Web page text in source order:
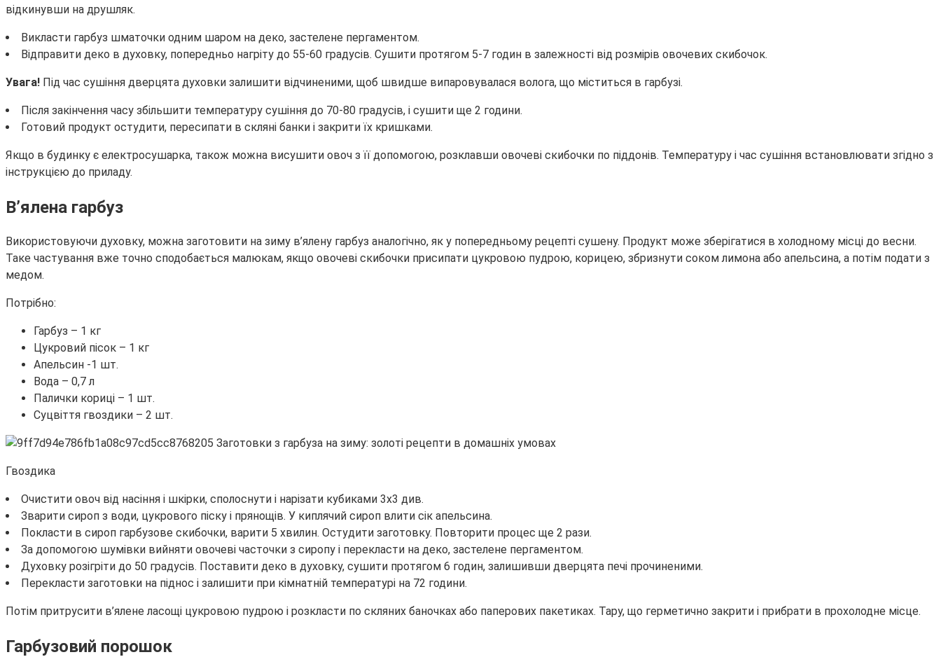
відкинувши на друшляк.
Викласти гарбуз шматочки одним шаром на деко, застелене пергаментом.
Відправити деко в духовку, попередньо нагріту до 55-60 градусів. Сушити протягом 5-7 годин в залежності від розмірів овочевих скибочок.
Увага! Під час сушіння дверцята духовки залишити відчиненими, щоб швидше випаровувалася волога, що міститься в гарбузі.
Після закінчення часу збільшити температуру сушіння до 70-80 градусів, і сушити ще 2 години.
Готовий продукт остудити, пересипати в скляні банки і закрити їх кришками.
Якщо в будинку є електросушарка, також можна висушити овоч з її допомогою, розклавши овочеві скибочки по піддонів. Температуру і час сушіння встановлювати згідно з
інструкцією до приладу.
В’ялена гарбуз
Використовуючи духовку, можна заготовити на зиму в’ялену гарбуз аналогічно, як у попередньому рецепті сушену. Продукт може зберігатися в холодному місці до весни.
Таке частування вже точно сподобається малюкам, якщо овочеві скибочки присипати цукровою пудрою, корицею, збризнути соком лимона або апельсина, а потім подати з
медом.
Потрібно:
Гарбуз – 1 кг
Цукровий пісок – 1 кг
Апельсин -1 шт.
Вода – 0,7 л
Палички кориці – 1 шт.
Суцвіття гвоздики – 2 шт.
Гвоздика
Очистити овоч від насіння і шкірки, сполоснути і нарізати кубиками 3х3 див.
Зварити сироп з води, цукрового піску і прянощів. У киплячий сироп влити сік апельсина.
Покласти в сироп гарбузове скибочки, варити 5 хвилин. Остудити заготовку. Повторити процес ще 2 рази.
За допомогою шумівки вийняти овочеві часточки з сиропу і перекласти на деко, застелене пергаментом.
Духовку розігріти до 50 градусів. Поставити деко в духовку, сушити протягом 6 годин, залишивши дверцята печі прочиненими.
Перекласти заготовки на піднос і залишити при кімнатній температурі на 72 години.
Потім притрусити в’ялене ласощі цукровою пудрою і розкласти по скляних баночках або паперових пакетиках. Тару, що герметично закрити і прибрати в прохолодне місце.
Гарбузовий порошок